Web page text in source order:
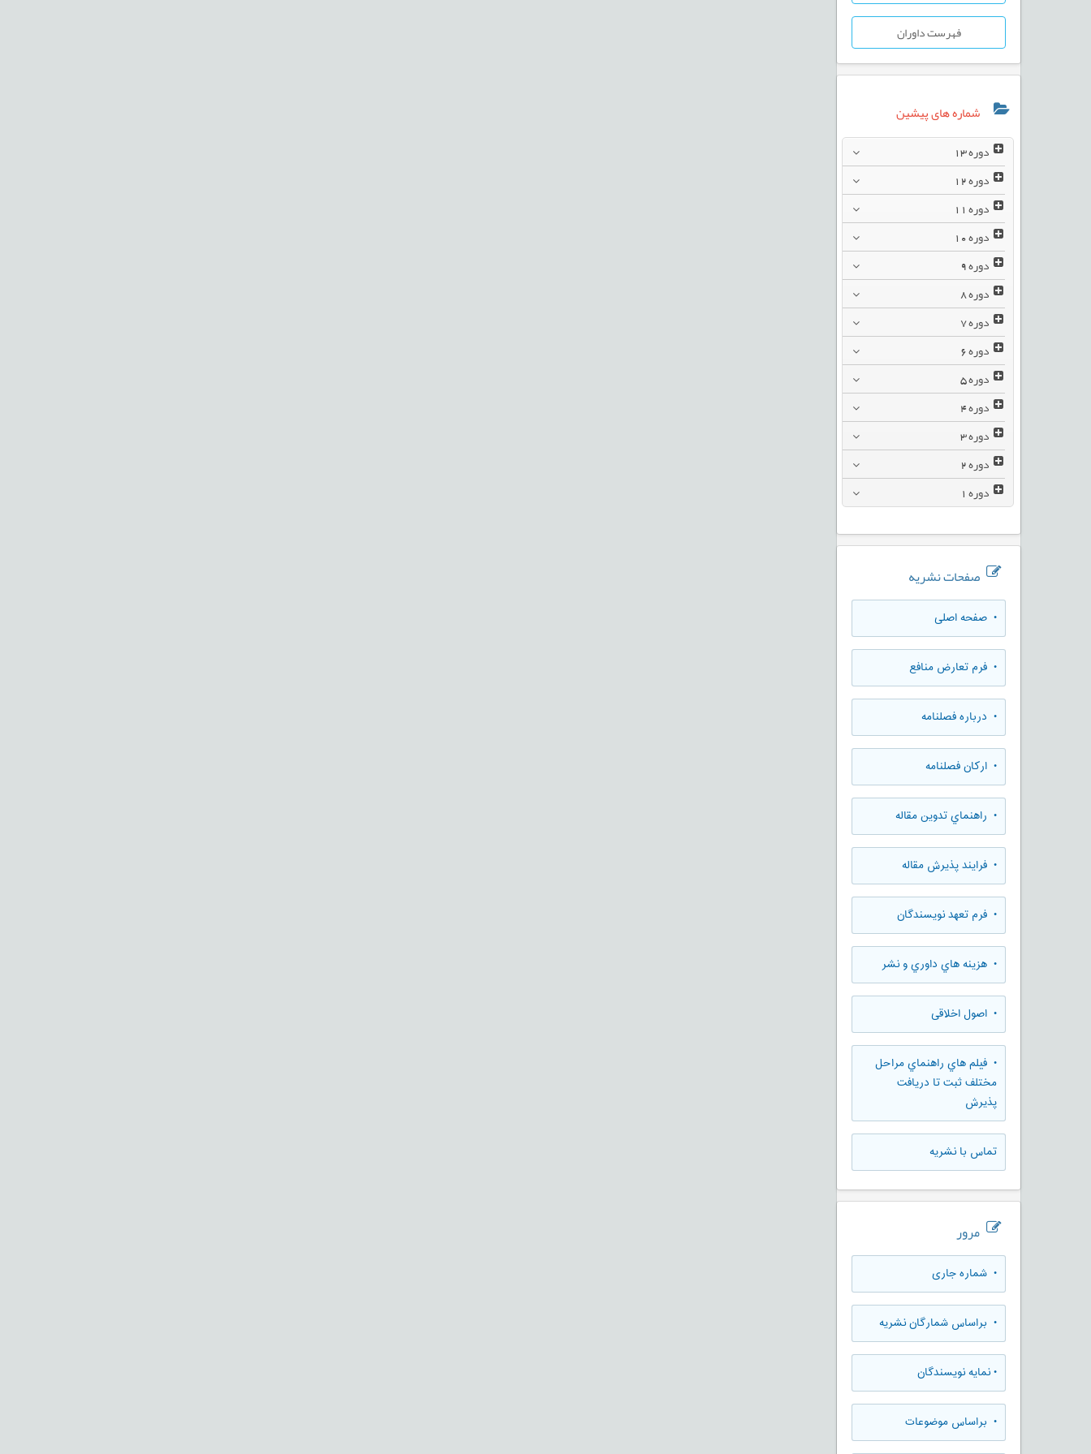
فهرست داوران
شماره های پیشین
دوره
دوره
دوره
دوره
دوره
دوره
دوره
دوره
دوره
دوره
دوره
دوره
دوره
صفحات نشریه
• صفحه اصلی
• فرم تعارض منافع
• درباره فصلنامه
• ارکان فصلنامه
• راهنماي تدوين مقاله
• فرایند پذیرش مقاله
• فرم تعهد نويسندگان
• هزينه هاي داوري و نشر
• اصول اخلاقی
• فيلم هاي راهنماي مراحل
مختلف ثبت تا دريافت
پذيرش
تماس با نشریه
مرور
• شماره جاری
• براساس شمارگان نشریه
•نمایه نویسندگان
• براساس موضوعات